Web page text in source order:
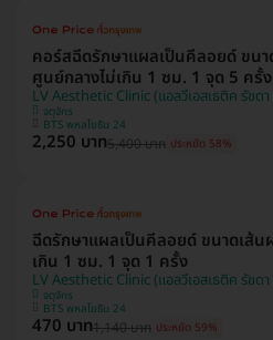
คอร์สฉีดรักษาแผลเป็นคีลอยด์ ขนา
ศูนย์กลางไม่เกิน 1 ซม. 1 จุด 5 ครั้ง
LV Aesthetic Clinic (แอลวีเอสเธติค รัชดา
จตุจักร
BTS พหลโยธิน 24
2,250 บาท5,400 บาท ประหยัด 58%
ฉีดรักษาแผลเป็นคีลอยด์ ขนาดเส้น
เกิน 1 ซม. 1 จุด 1 ครั้ง
LV Aesthetic Clinic (แอลวีเอสเธติค รัชดา
จตุจักร
BTS พหลโยธิน 24
470 บาท1,140 บาท ประหยัด 59%